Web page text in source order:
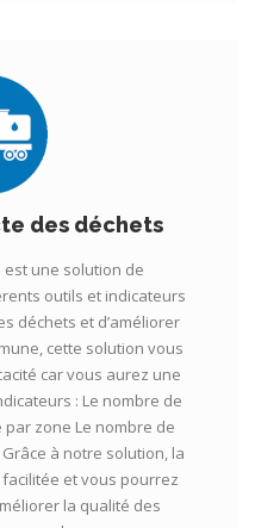
des déchets
est une solution de
outils et indicateurs
déchets et d’améliorer
cette solution vous
car vous aurez une
: Le nombre de
par zone Le nombre de
à notre solution, la
et vous pourrez
la qualité des